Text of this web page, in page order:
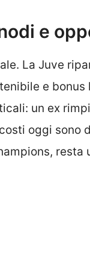
e
La Juve
e bonus
un ex
oggi sono
resta